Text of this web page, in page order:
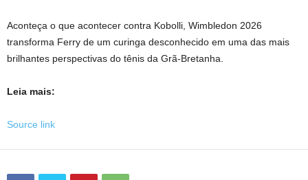
Aconteça o que acontecer contra Kobolli, Wimbledon 2026
transforma Ferry de um curinga desconhecido em uma das mais
brilhantes perspectivas do tênis da Grã-Bretanha.
Leia mais:
Source link